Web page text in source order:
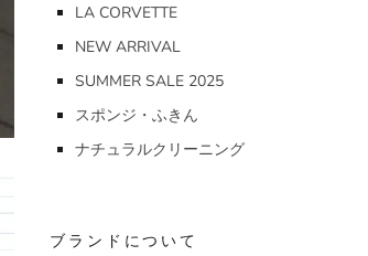
LA CORVETTE
NEW ARRIVAL
SUMMER SALE 2025
スポンジ・ふきん
ナチュラルクリーニング
ブランドについて